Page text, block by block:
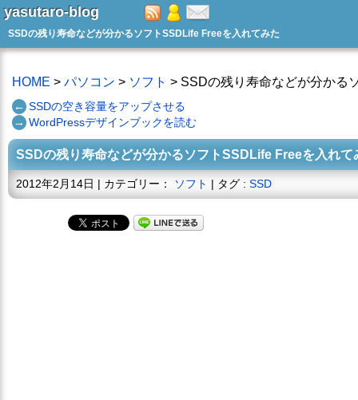
yasutaro-blog
SSDの残り寿命などが分かるソフトSSDLife Freeを入れてみた
HOME > パソコン > ソフト > SSDの残り寿命などが分かる
← SSDの空き容量をアップさせる
→ WordPressデザインブックを読む
SSDの残り寿命などが分かるソフトSSDLife Freeを入れて
2012年2月14日 | カテゴリー： ソフト | タグ : SSD